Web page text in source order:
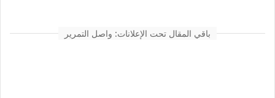
باقي المقال تحت الإعلانات: واصل التمرير